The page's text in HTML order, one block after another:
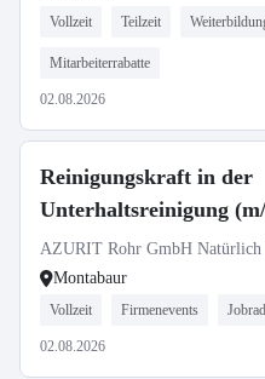
Vollzeit Teilzeit
Mitarbeiterrabatte
02.08.2026
Reinigungskraft in der
Unterhaltsreinigung
AZURIT Rohr GmbH
Montabaur
Vollzeit Firmenevents Jobrad
02.08.2026